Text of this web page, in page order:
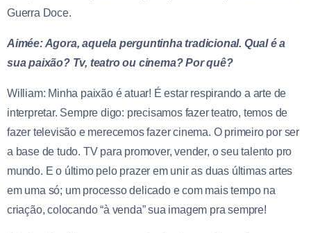
Guerra Doce.
Aimée: Agora, aquela perguntinha tradicional. Qual é a
sua paixão? Tv, teatro ou cinema? Por quê?
William: Minha paixão é atuar! É estar respirando a arte de
interpretar. Sempre digo: precisamos fazer teatro, temos de
fazer televisão e merecemos fazer cinema. O primeiro por ser
a base de tudo. TV para promover, vender, o seu talento pro
mundo. E o último pelo prazer em unir as duas últimas artes
em uma só; um processo delicado e com mais tempo na
criação, colocando “à venda” sua imagem pra sempre!